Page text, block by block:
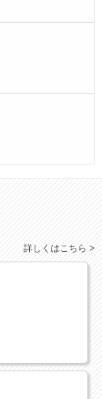
詳しくはこちら >